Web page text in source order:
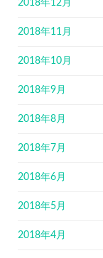
2018年12月
2018年11月
2018年10月
2018年9月
2018年8月
2018年7月
2018年6月
2018年5月
2018年4月